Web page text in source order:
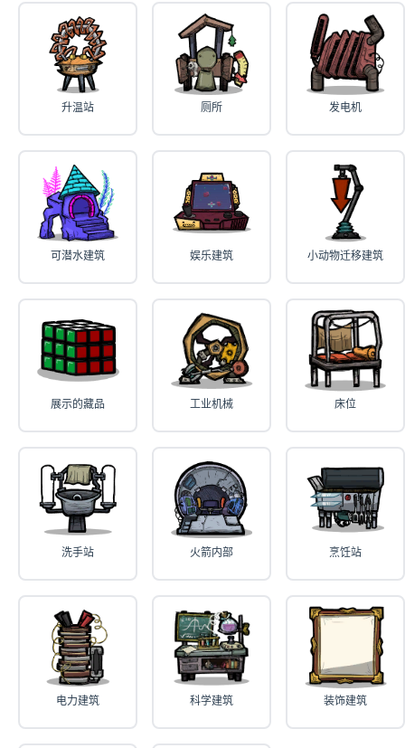
升温站 厕所 发电机
可潜水建筑 娱乐建筑 小动物迁移建筑
展示的藏品 工业机械 床位
洗手站 火箭内部 烹饪站
电力建筑 科学建筑 装饰建筑